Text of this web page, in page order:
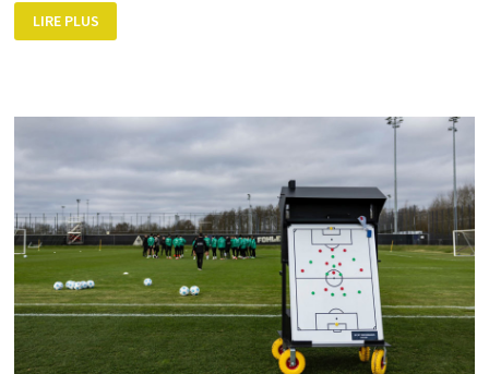
LE
MATÉRIEL
PRÉFÉRÉ
TOP
LIRE PLUS